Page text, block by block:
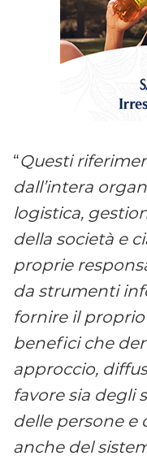
“Questi
dall’intera
logistica,
della società e
proprie
da strumenti
fornire il
benefici che
approccio,
favore sia degli
delle persone e
anche del